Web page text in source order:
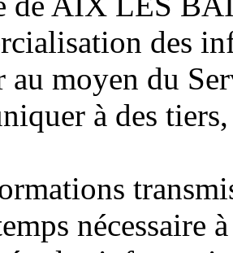
des
au moyen du
à des
nécessaire